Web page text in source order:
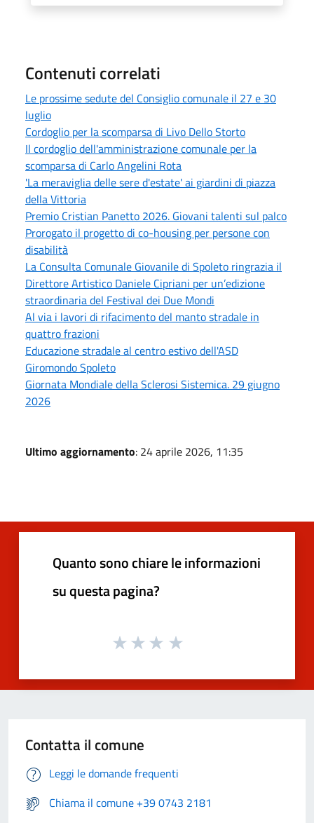
Contenuti correlati
Le prossime sedute del Consiglio comunale il 27 e 30
luglio
Cordoglio per la scomparsa di Livo Dello Storto
Il cordoglio dell'amministrazione comunale per la
scomparsa di Carlo Angelini Rota
'La meraviglia delle sere d'estate' ai giardini di piazza
della Vittoria
Premio Cristian Panetto 2026. Giovani talenti sul palco
Prorogato il progetto di co-housing per persone con
disabilità
La Consulta Comunale Giovanile di Spoleto ringrazia il
Direttore Artistico Daniele Cipriani per un’edizione
straordinaria del Festival dei Due Mondi
Al via i lavori di rifacimento del manto stradale in
quattro frazioni
Educazione stradale al centro estivo dell'ASD
Giromondo Spoleto
Giornata Mondiale della Sclerosi Sistemica. 29 giugno
2026
Ultimo aggiornamento: 24 aprile 2026, 11:35
Quanto sono chiare le informazioni
su questa pagina?
Contatta il comune
Leggi le domande frequenti
Chiama il comune +39 0743 2181